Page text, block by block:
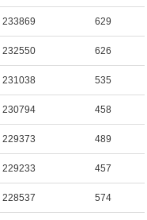
233869 629
232550 626
231038 535
230794 458
229373 489
229233 457
228537 574